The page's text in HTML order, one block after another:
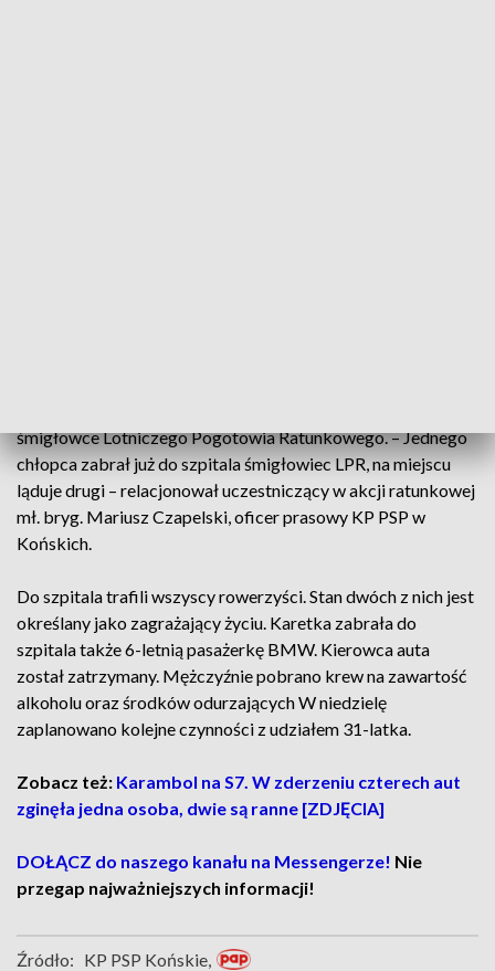
śmigłowce Lotniczego Pogotowia Ratunkowego. – Jednego
chłopca zabrał już do szpitala śmigłowiec LPR, na miejscu
ląduje drugi – relacjonował uczestniczący w akcji ratunkowej
mł. bryg. Mariusz Czapelski, oficer prasowy KP PSP w
Końskich.
Do szpitala trafili wszyscy rowerzyści. Stan dwóch z nich jest
określany jako zagrażający życiu. Karetka zabrała do
szpitala także 6-letnią pasażerkę BMW. Kierowca auta
został zatrzymany. Mężczyźnie pobrano krew na zawartość
alkoholu oraz środków odurzających W niedzielę
zaplanowano kolejne czynności z udziałem 31-latka.
Zobacz też: Karambol na S7. W zderzeniu czterech aut
zginęła jedna osoba, dwie są ranne [ZDJĘCIA]
DOŁĄCZ do naszego kanału na Messengerze! Nie
przegap najważniejszych informacji!
Źródło: KP PSP Końskie,